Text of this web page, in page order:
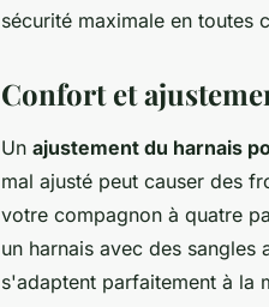
sécurité maximale en toutes
Confort et
Un ajustement du harnais
mal ajusté peut causer des
votre compagnon à quatre
un harnais avec des
s'adaptent parfaitement à la